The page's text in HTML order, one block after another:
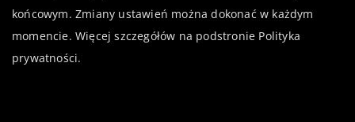
końcowym. Zmiany ustawień można dokonać w każdym
momencie. Więcej szczegółów na podstronie Polityka
prywatności.